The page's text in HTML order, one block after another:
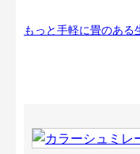
もっと手軽に畳のある